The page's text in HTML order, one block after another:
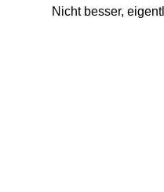
Nicht besser,